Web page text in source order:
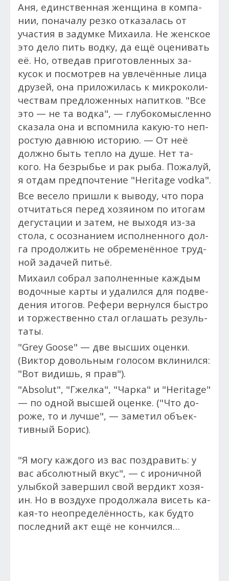
Аня, единс­твен­ная жен­щи­на в ком­па­
нии, по­нача­лу рез­ко от­ка­залась от
учас­тия в за­дум­ке Ми­ха­ила. Не жен­ское
это де­ло пить вод­ку, да ещё оце­нивать
её. Но, от­ве­дав приготовленных за­
кусок и пос­мотрев на ув­ле­чён­ные ли­ца
дру­зей, она при­ложи­лась к микро­коли­
чес­твам пред­ло­жен­ных на­пит­ков. "Все
это — не та вод­ка", — глубокомысленно
ска­зала она и вспом­ни­ла ка­кую-то неп­
ростую дав­нюю ис­то­рию. — От неё
дол­жно быть теп­ло на ду­ше. Нет та­
кого. На без­рыбье и рак ры­ба. По­жалуй,
я от­дам пред­почте­ние "Heritage vodka".
Все ве­село приш­ли к вы­воду, что по­ра
от­чи­тать­ся пе­ред хо­зя­ином по ито­гам
де­гус­та­ции и за­тем, не вы­ходя из-за
сто­ла, с осоз­на­ни­ем ис­полнен­но­го дол­
га про­дол­жить не обременённое труд­
ной за­дачей питьё.
Ми­ха­ил соб­рал за­пол­ненные каж­дым
во­доч­ные кар­ты и уда­лил­ся для под­ве­
дения ито­гов. Ре­фери вер­нулся быс­тро
и тор­жес­твен­но стал ог­ла­шать ре­зуль­
та­ты.
"Grey Goose" — две выс­ших оцен­ки.
(Вик­тор до­воль­ным го­лосом вкли­нил­ся:
"Вот видишь, я прав").
"Absolut", "Гжел­ка", "Чар­ка" и "Heritage"
— по од­ной выс­шей оцен­ке. ("Что до­
роже, то и луч­ше", — за­метил объ­ек­
тивный Борис).
"Я мо­гу каж­до­го из вас поз­дра­вить: у
вас аб­со­лют­ный вкус", — с иро­нич­ной
улыб­кой завер­шил свой вер­дикт хо­зя­
ин. Но в воз­ду­хе про­дол­жа­ла ви­сеть ка­
кая-то неопределённость, как буд­то
пос­ледний акт ещё не кон­чился…